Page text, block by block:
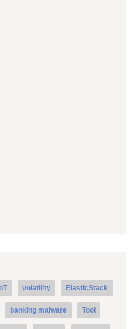
volatility ElasticStack
banking malware Tool